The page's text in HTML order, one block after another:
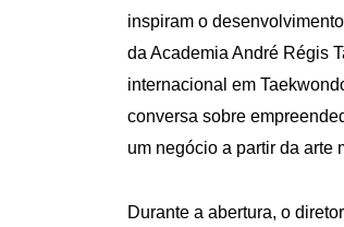
inspiram o
da Academia André Régis
internacional em
conversa sobre
um negócio a partir da arte
Durante a abertura, o